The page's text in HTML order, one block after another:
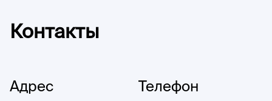
Контакты
Адрес Телефон